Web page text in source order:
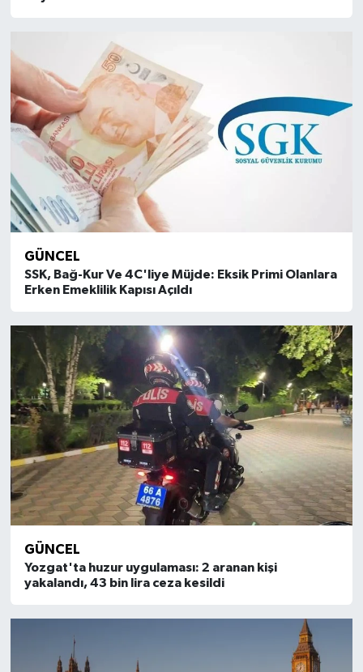
GÜNCEL
SSK, Bağ-Kur Ve 4C'liye Müjde: Eksik Primi Olanlara
Erken Emeklilik Kapısı Açıldı
GÜNCEL
Yozgat'ta huzur uygulaması: 2 aranan kişi
yakalandı, 43 bin lira ceza kesildi